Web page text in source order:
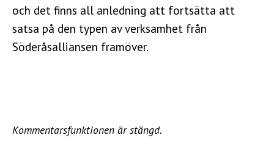
och det finns all anledning att fortsätta att
satsa på den typen av verksamhet från
Söderåsalliansen framöver.
Kommentarsfunktionen är stängd.